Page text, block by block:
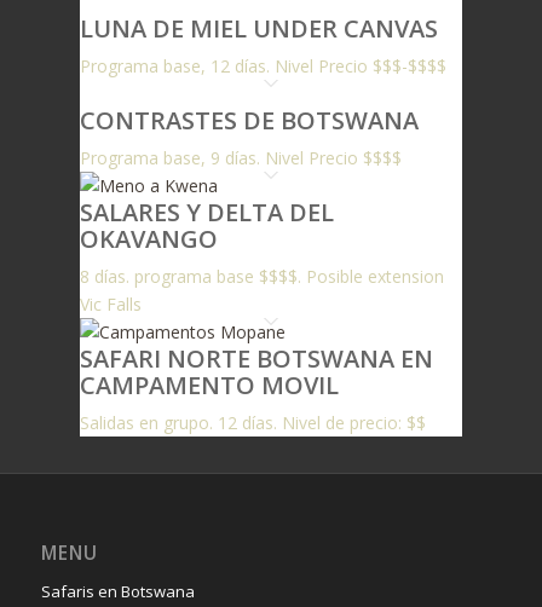
LUNA DE MIEL UNDER CANVAS
Programa base, 12 días. Nivel Precio $$$-$$$$
CONTRASTES DE BOTSWANA
Programa base, 9 días. Nivel Precio $$$$
SALARES Y DELTA DEL
OKAVANGO
8 días. programa base $$$$. Posible extension
Vic Falls
SAFARI NORTE BOTSWANA EN
CAMPAMENTO MOVIL
Salidas en grupo. 12 días. Nivel de precio: $$
MENU
Safaris en Botswana